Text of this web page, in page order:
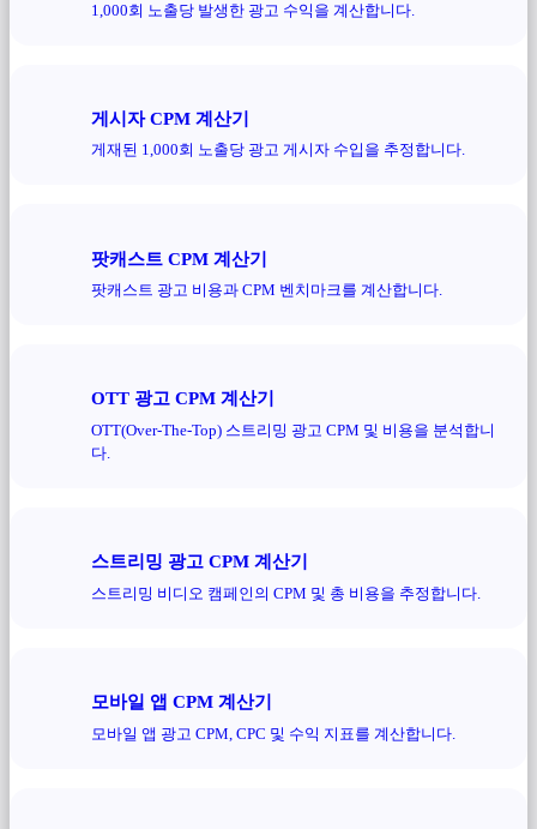
1,000회 노출당 발생한 광고 수익을 계산합니다.
게시자 CPM 계산기
게재된 1,000회 노출당 광고 게시자 수입을 추정합니다.
팟캐스트 CPM 계산기
팟캐스트 광고 비용과 CPM 벤치마크를 계산합니다.
OTT 광고 CPM 계산기
OTT(Over-The-Top) 스트리밍 광고 CPM 및 비용을 분석합니
다.
스트리밍 광고 CPM 계산기
스트리밍 비디오 캠페인의 CPM 및 총 비용을 추정합니다.
모바일 앱 CPM 계산기
모바일 앱 광고 CPM, CPC 및 수익 지표를 계산합니다.